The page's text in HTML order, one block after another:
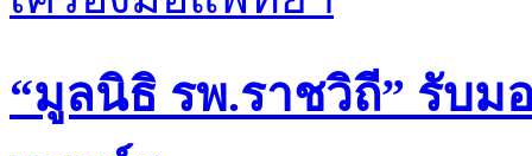
“มูลนิธิ รพ.ราชวิถี” รับม